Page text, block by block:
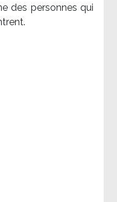
des personnes qui